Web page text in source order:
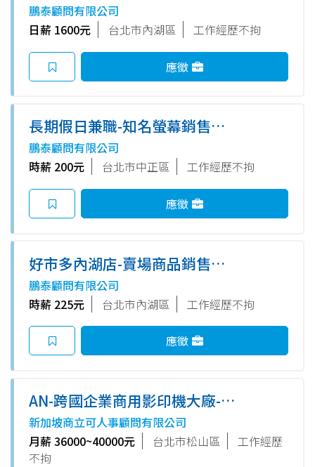
鵬泰顧問有限公司
日薪 1600元
台北市內湖區 工作經歷不拘
應徵
長期假日兼職-知名螢幕銷售駐
點人員(集雅社-三創生活園區)
鵬泰顧問有限公司
時薪 200元
台北市中正區 工作經歷不拘
應徵
好市多內湖店-賣場商品銷售人
員
鵬泰顧問有限公司
時薪 225元
台北市內湖區 工作經歷不拘
應徵
AN-跨國企業商用影印機大廠-供
需計劃管理師(採購) 月薪
36~40K+保障1個月年終+穩定上
下班 捷運小巨蛋站步行3分鐘
新加坡商立可人事顧問有限公司
月薪 36000~40000元
台北市松山區
工作經歷
不拘